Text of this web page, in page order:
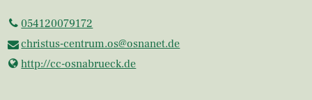
054120079172
christus-centrum.​os@​osnanet.​de
http://cc-osnabrueck.​de